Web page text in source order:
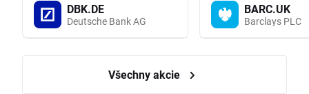
DBK.DE
Deutsche Bank AG
BARC.UK
Barclays PLC
Všechny akcie